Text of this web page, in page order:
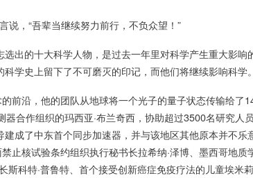
说，“吾辈当继续努力前行，不负众望！”
出的十大科学人物，是过去一年里对科学产生重大影响
学史上留下了不可磨灭的印记，而他们将继续影响科学。
前沿，他的团队从地球将一个光子的量子状态传输给了
合作组织的玛西亚·布兰奇西，协助超过3500名研究人
成了中东首个同步加速器，并与该地区其他原本并不乐
止核试验条约组织执行秘书长拉希纳·泽博、墨西哥地质
科特·普鲁特、首个接受创新癌症免疫疗法的儿童埃米莉